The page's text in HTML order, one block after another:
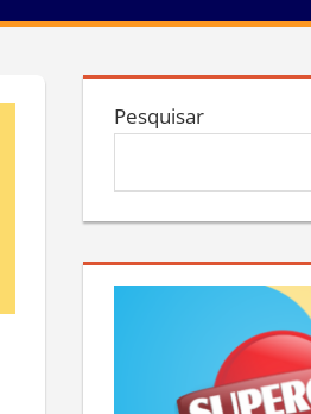
Pesquisar